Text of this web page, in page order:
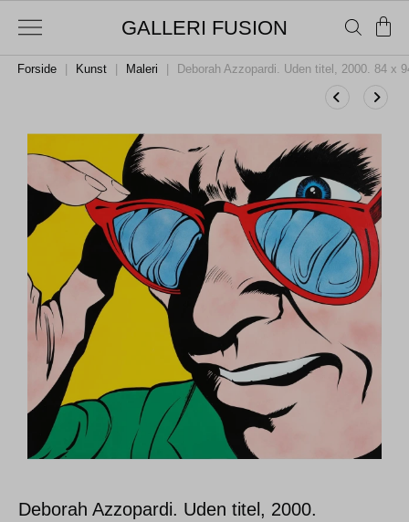
GALLERI FUSION
Forside Kunst Maleri Deborah Azzopardi. Uden titel, 2000. 84 x
Deborah Azzopardi. Uden titel, 2000.